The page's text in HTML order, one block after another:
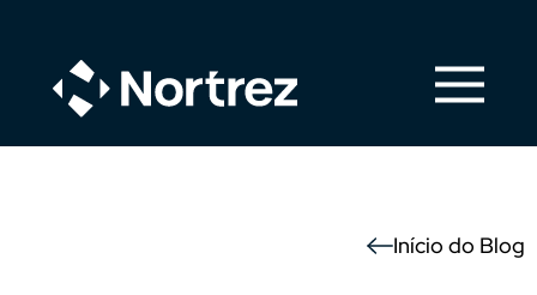
Início do Blog